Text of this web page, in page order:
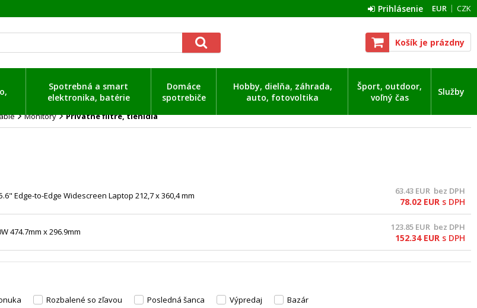
EUR CZK
Prihlásenie
Košík je prázdny
Spotrebná a smart
elektronika, batérie
Domáce
spotrebiče
Hobby, dielňa, záhrada,
auto, fotovoltika
Šport, outdoor,
voľný čas
Služby
Monitory Privátne filtre, tienidlá
Edge-to-Edge Widescreen Laptop 212,7 x 360,4 mm 63.43 EUR bez DPH
78.02 EUR s DPH
474.7mm x 296.9mm 123.85 EUR bez DPH
152.34 EUR s DPH
Rozbalené so zľavou Posledná šanca Výpredaj Bazár